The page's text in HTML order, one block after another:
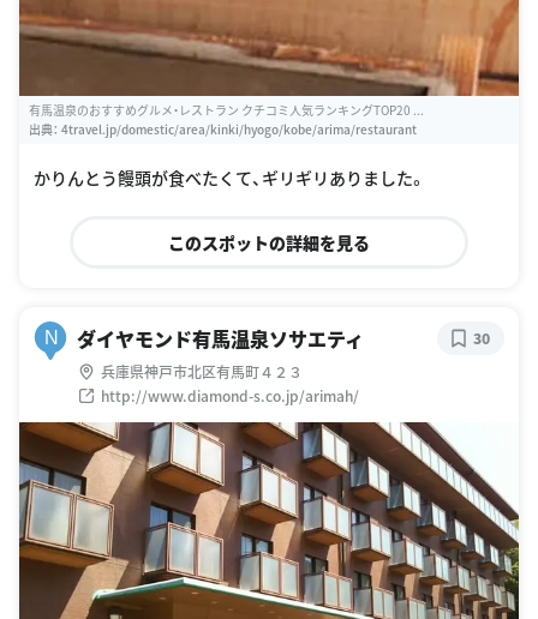
有馬温泉のおすすめグルメ・レストラン クチコミ人気ランキングTOP20 ...
出典： 4travel.jp/domestic/area/kinki/hyogo/kobe/arima/restaurant
かりんとう饅頭が食べたくて、ギリギリありました。
このスポットの詳細を見る
N ダイヤモンド有馬温泉ソサエティ
兵庫県神戸市北区有馬町４２３
http://www.diamond-s.co.jp/arimah/
30